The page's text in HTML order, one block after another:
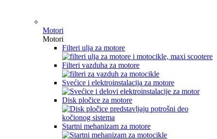
Motori
Motori
Filteri ulja za motore
Filteri vazduha za motore
Svećice i elektroinstalacija za motore
Disk pločice za motore
Startni mehanizam za motore